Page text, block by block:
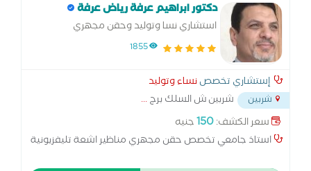
دكتور ابراهيم عرفة رياض عرفة
استشاري نسا وتوليد وحقن مجهري
1855
إستشاري تخصصنساء وتوليد
شربين شربين ش السلك برج...
سعر الكشف:150جنيه
استاذ جامعي تخصص حقن مجهري مناظير اشعة تليفزيونية